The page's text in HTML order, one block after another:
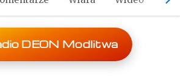
DEON Modlitwa